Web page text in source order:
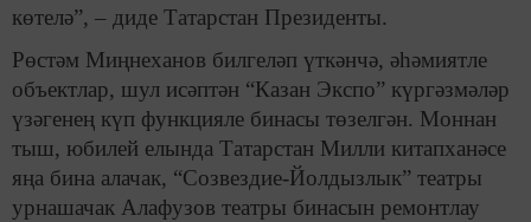
көтелә”, – диде Татарстан Президенты.
Рөстәм Миңнеханов билгеләп үткәнчә, әһәмиятле
объектлар, шул исәптән “Казан Экспо” күргәзмәләр
үзәгенең күп функцияле бинасы төзелгән. Моннан
тыш, юбилей елында Татарстан Милли китапханәсе
яңа бина алачак, “Созвездие-Йолдызлык” театры
урнашачак Алафузов театры бинасын ремонтлау